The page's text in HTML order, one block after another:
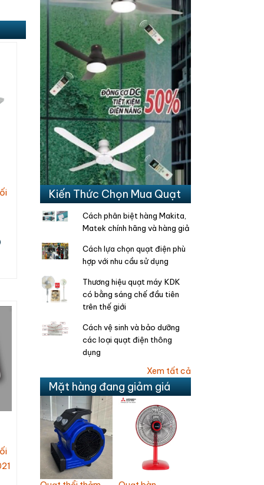
Kiến Thức Chọn Mua Quạt
Cách phân biệt hàng Makita,
Matek chính hãng và hàng giả
Cách lựa chọn quạt điện phù
hợp với nhu cầu sử dụng
Thương hiệu quạt máy KDK
có bằng sáng chế đầu tiên
trên thế giới
Cách vệ sinh và bảo dưỡng
các loại quạt điện thông
dụng
Xem tất cả
Mặt hàng đang giảm giá